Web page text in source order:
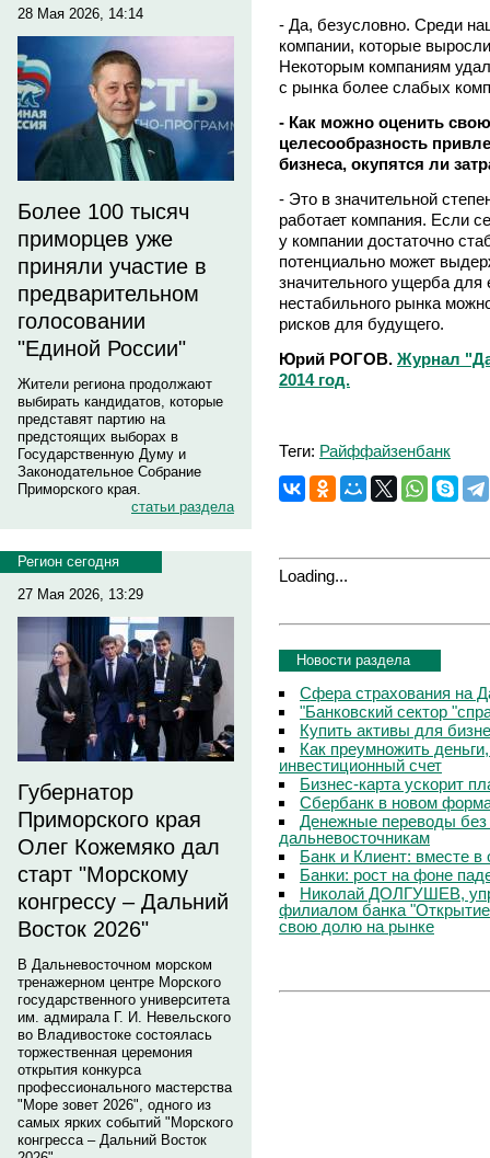
28 Мая 2026, 14:14
Более 100 тысяч
приморцев уже
приняли участие в
предварительном
голосовании
"Единой России"
Жители региона продолжают
выбирать кандидатов, которые
представят партию на
предстоящих выборах в
Государственную Думу и
Законодательное Собрание
Приморского края.
статьи раздела
Регион сегодня
27 Мая 2026, 13:29
Губернатор
Приморского края
Олег Кожемяко дал
старт "Морскому
конгрессу – Дальний
Восток 2026"
В Дальневосточном морском
тренажерном центре Морского
государственного университета
им. адмирала Г. И. Невельского
во Владивостоке состоялась
торжественная церемония
открытия конкурса
профессионального мастерства
"Море зовет 2026", одного из
самых ярких событий "Морского
конгресса – Дальний Восток
- Да, безусловно. Среди
компании, которые
Некоторым компаниям
с рынка более слабых
- Как можно оценить
целесообразность
бизнеса, окупятся ли
- Это в значительной
работает компания. Если
у компании достаточно
потенциально может
значительного ущерба для
нестабильного рынка
рисков для будущего.
Юрий РОГОВ. Журнал
2014 год.
Теги: Райффайзенбанк
Loading...
Новости раздела
Сфера страхования на
"Банковский сектор
Купить активы для
Как преумножить
инвестиционный счет
Бизнес-карта ускорит
Сбербанк в новом
Денежные переводы без
дальневосточникам
Банк и Клиент: вместе в
Банки: рост на фоне
Николай ДОЛГУШЕВ,
филиалом банка
свою долю на рынке